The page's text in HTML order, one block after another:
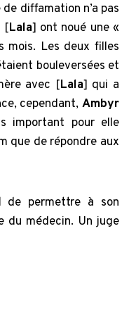
diffamation n’a pas
[Lala] ont noué une «
mois. Les deux filles
bouleversées et
avec [Lala] qui a
cependant, Ambyr
important pour elle
que de répondre aux
de permettre à son
du médecin. Un juge